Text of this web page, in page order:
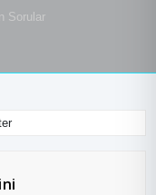
Sorular